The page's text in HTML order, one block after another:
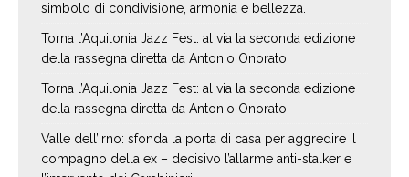
simbolo di condivisione, armonia e bellezza.
Torna l’Aquilonia Jazz Fest: al via la seconda edizione
della rassegna diretta da Antonio Onorato
Torna l’Aquilonia Jazz Fest: al via la seconda edizione
della rassegna diretta da Antonio Onorato
Valle dell’Irno: sfonda la porta di casa per aggredire il
compagno della ex – decisivo l’allarme anti-stalker e